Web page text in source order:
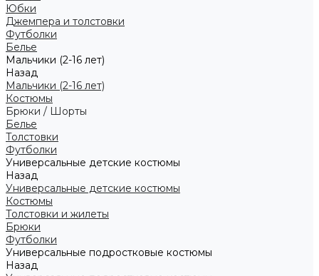
Юбки
Джемпера и толстовки
Футболки
Белье
Мальчики (2-16 лет)
Назад
Мальчики (2-16 лет)
Костюмы
Брюки / Шорты
Белье
Толстовки
Футболки
Универсальные детские костюмы
Назад
Универсальные детские костюмы
Костюмы
Толстовки и жилеты
Брюки
Футболки
Универсальные подростковые костюмы
Назад